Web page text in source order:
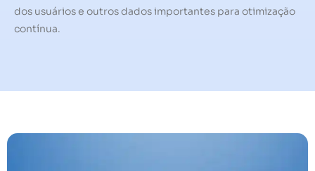
dos usuários e outros dados importantes para otimização
contínua.